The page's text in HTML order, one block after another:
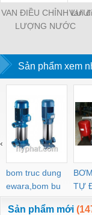
VAN ĐIỀU CHỈNH LƯU
LƯỢNG NƯỚC
Van
Sản phẩm xem
bom truc dung
ewara,bom bu
ewara
TỰ
‹
Sản phẩm mới